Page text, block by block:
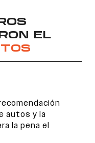
EL
autos y la
la pena el